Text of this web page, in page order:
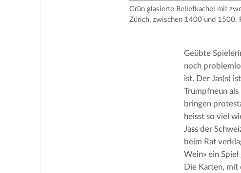
Grün glasierte Reliefkachel mit
Zürich, zwischen 1400 und 1500.
Geübte
noch
ist. Der Jas(s)
Trumpfneun
bringen
heisst so viel
Jass der
beim Rat
Wein» ein Spiel
Die Karten, mit